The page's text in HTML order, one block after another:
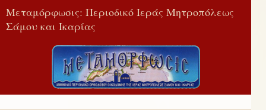
Μεταμόρφωσις: Περιοδικό Ιεράς Μητροπόλεως
Σάμου και Ικαρίας